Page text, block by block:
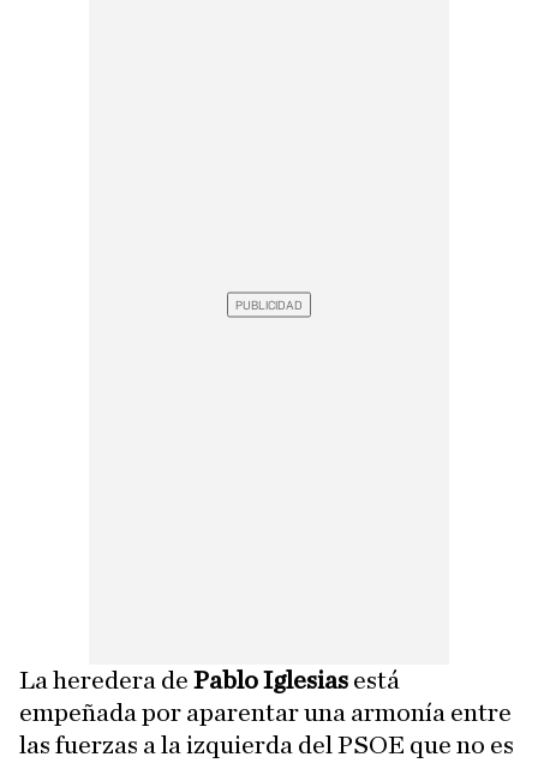
La heredera de Pablo Iglesias está
empeñada por aparentar una armonía entre
las fuerzas a la izquierda del PSOE que no es